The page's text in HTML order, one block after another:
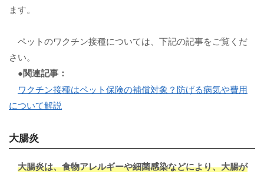
ます。
ペットのワクチン接種については、下記の記事をご覧くだ
さい。
●関連記事：
ワクチン接種はペット保険の補償対象？防げる病気や費用
について解説
大腸炎
大腸炎は、食物アレルギーや細菌感染などにより、大腸が